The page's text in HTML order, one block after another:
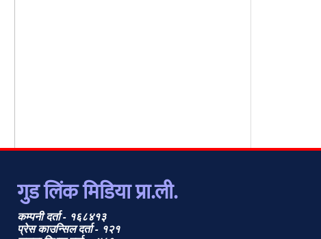
गुड लिंक मिडिया प्रा.ली.
कम्पनी दर्ता - १६८४१३
प्रेस काउन्सिल दर्ता - १२१